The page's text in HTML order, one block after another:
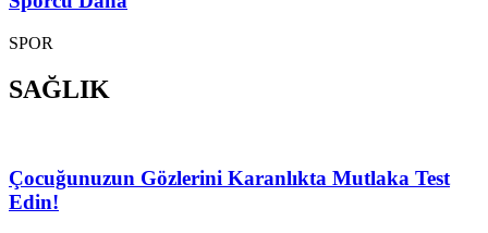
SPOR
SAĞLIK
Çocuğunuzun Gözlerini Karanlıkta Mutlaka Test
Edin!